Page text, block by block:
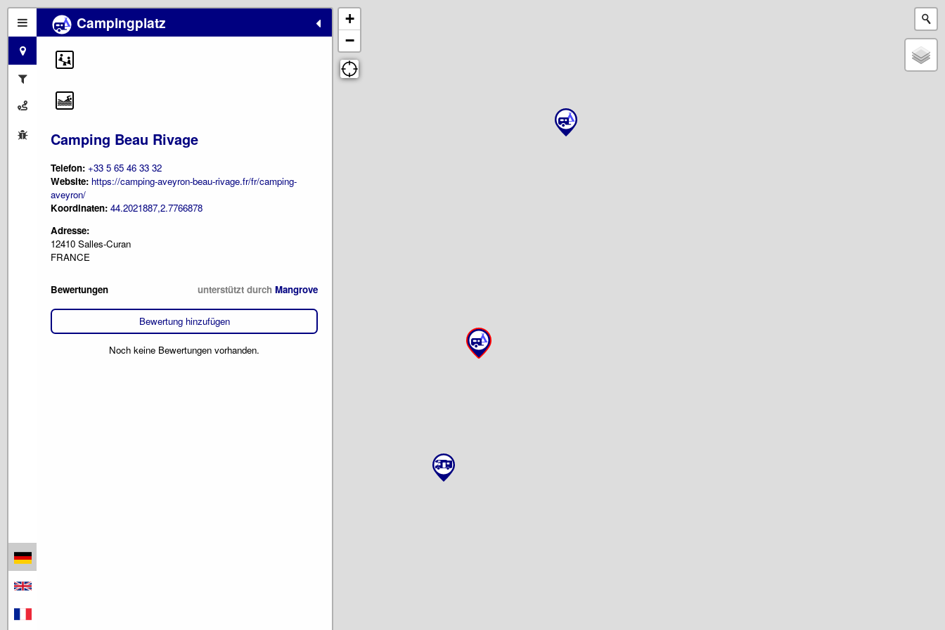
Campingplatz
Camping Beau Rivage
Telefon: +33 5 65 46 33 32
Website: https://camping-aveyron-beau-rivage.fr/fr/camping-
aveyron/
Koordinaten: 44.2021887,2.7766878
Adresse:
12410 Salles-Curan
FRANCE
Bewertungen unterstützt durch Mangrove
Bewertung hinzufügen
Noch keine Bewertungen vorhanden.
+
−